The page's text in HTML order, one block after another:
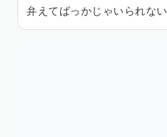
弁えてばっかじゃいられない